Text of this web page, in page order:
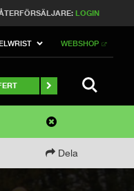
LOGIN
WEBSHOP
Dela